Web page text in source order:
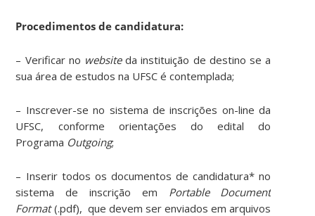
Procedimentos de candidatura:
– Verificar no websiteda instituição de destino se a
sua área de estudos na UFSC é contemplada;
– Inscrever-se no sistema de inscrições on-line da
UFSC, conforme orientações do edital do
Programa Outgoing;
– Inserir todos os documentos de candidatura* no
sistema de inscrição em Portable Document
Format(.pdf), que devem ser enviados em arquivos